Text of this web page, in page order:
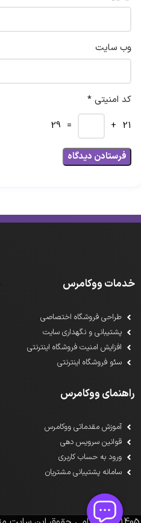
وب‌ سایت
کد امنیتی *
21 +
= 29
خدمات ووکامرس
طراحی فروشگاه اختصاصی
پشتیبانی و نگهداری سایت
افزایش امنیت فروشگاه اینترنتی
سئو فروشگاه اینترنتی
راهنمای ووکامرس
آموزش مقدماتی ووکامرس
قوانین سرویس دهی
ورود به حساب کاربری
سامانه پشتیبانی مشتریان